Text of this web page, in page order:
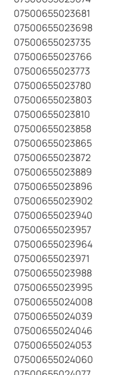
07500655023681
07500655023698
07500655023735
07500655023766
07500655023773
07500655023780
07500655023803
07500655023810
07500655023858
07500655023865
07500655023872
07500655023889
07500655023896
07500655023902
07500655023940
07500655023957
07500655023964
07500655023971
07500655023988
07500655023995
07500655024008
07500655024039
07500655024046
07500655024053
07500655024060